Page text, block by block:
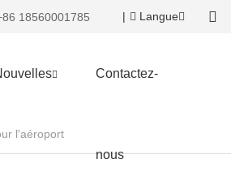
18560001785 | Langue
Contactez-
nous
l'aéroport